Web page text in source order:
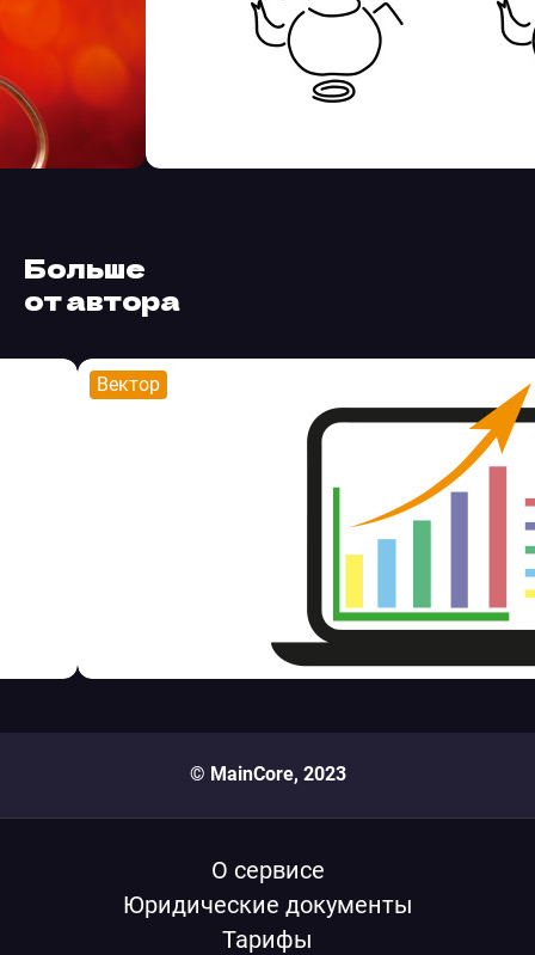
Больше
от автора
Вектор
© MainCore, 2023
О сервисе
Юридические документы
Тарифы